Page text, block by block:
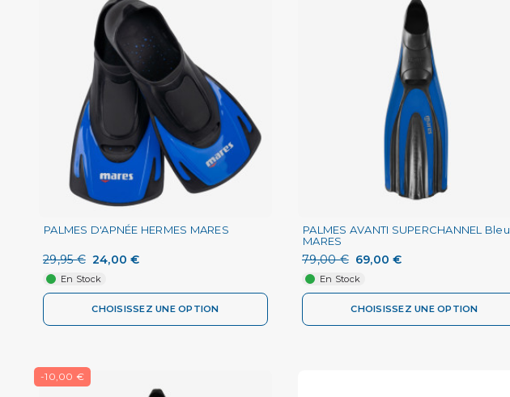
PALMES D'APNÉE HERMES MARES
29,95 € 24,00 €
En Stock
CHOISISSEZ UNE OPTION
PALMES AVANTI SUPERCHANNEL Bleu
MARES
79,00 € 69,00 €
En Stock
CHOISISSEZ UNE OPTION
-10,00 €